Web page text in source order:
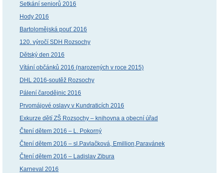
Setkání seniorů 2016
Hody 2016
Bartolomějská pouť 2016
120. výročí SDH Rozsochy
Dětský den 2016
Vítání občánků 2016 (narozených v roce 2015)
DHL 2016-soutěž Rozsochy
Pálení čarodějnic 2016
Prvomájové oslavy v Kundraticích 2016
Exkurze dětí ZŠ Rozsochy – knihovna a obecní úřad
Čtení dětem 2016 – L. Pokorný
Čtení dětem 2016 – sl.Pavlačková, Emillion,Paravánek
Čtení dětem 2016 – Ladislav Zibura
Karneval 2016